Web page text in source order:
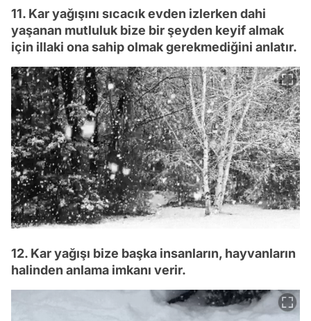
11. Kar yağışını sıcacık evden izlerken dahi
yaşanan mutluluk bize bir şeyden keyif almak
için illaki ona sahip olmak gerekmediğini anlatır.
12. Kar yağışı bize başka insanların, hayvanların
halinden anlama imkanı verir.